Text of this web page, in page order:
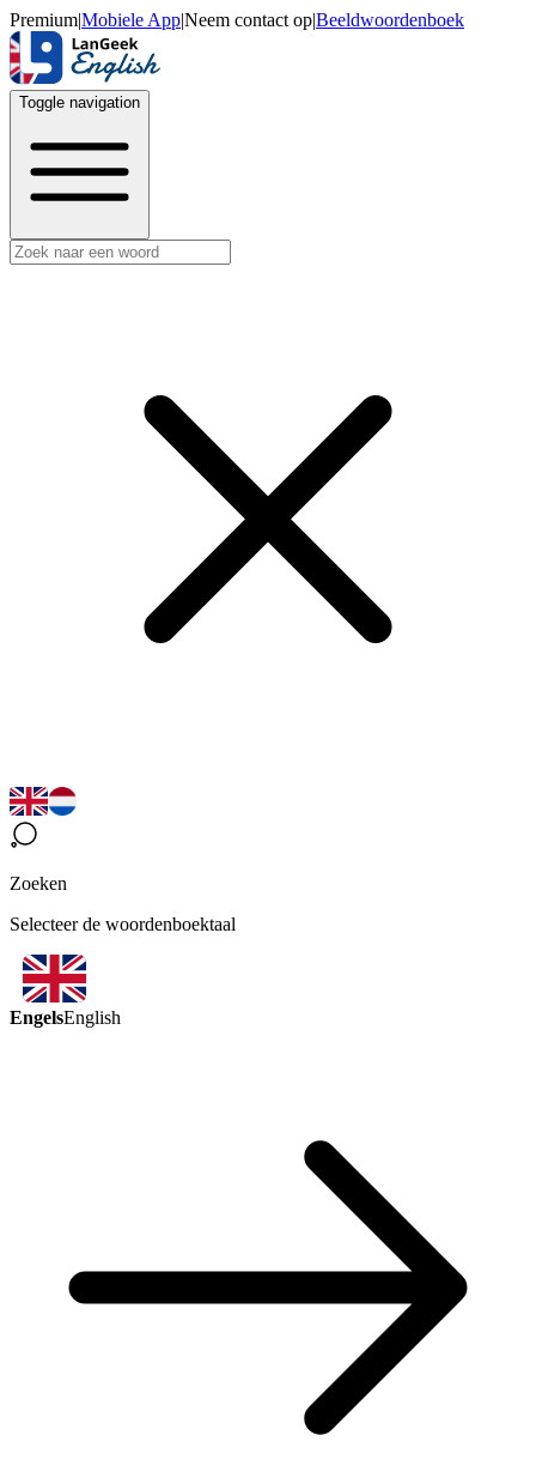
Premium|Mobiele App|Neem contact op|Beeldwoordenboek
Toggle navigation
Zoeken
Selecteer de woordenboektaal
EngelsEnglish